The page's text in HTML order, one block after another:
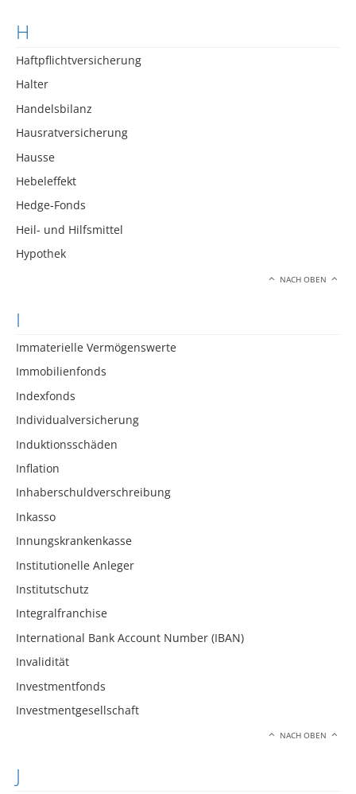
H
Haftpflichtversicherung
Halter
Handelsbilanz
Hausratversicherung
Hausse
Hebeleffekt
Hedge-Fonds
Heil- und Hilfsmittel
Hypothek
NACH OBEN
I
Immaterielle Vermögenswerte
Immobilienfonds
Indexfonds
Individualversicherung
Induktionsschäden
Inflation
Inhaberschuldverschreibung
Inkasso
Innungskrankenkasse
Institutionelle Anleger
Institutschutz
Integralfranchise
International Bank Account Number (IBAN)
Invalidität
Investmentfonds
Investmentgesellschaft
NACH OBEN
J